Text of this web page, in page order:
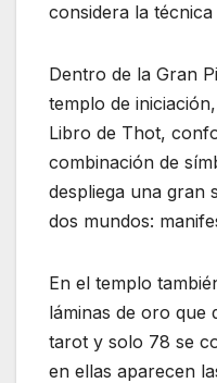
considera la
Dentro de la Gran
templo de
Libro de Thot,
combinación de
despliega una gran
dos mundos:
En el templo
láminas de oro que
tarot y solo 78 se
en ellas aparecen